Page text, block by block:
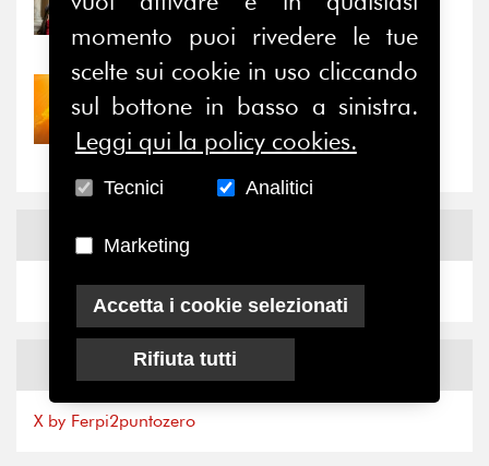
Prima della pausa estiva,
il valore di...
30/07/2026
Nove anni dopo la
“grande cecità”: la...
News
News
X by Ferpi2puntozero
momento puoi rivedere le tue
scelte sui cookie in uso cliccando
sul bottone in basso a sinistra.
Leggi qui la policy cookies.
Tecnici Analitici
Marketing
Accetta i cookie selezionati
Rifiuta tutti